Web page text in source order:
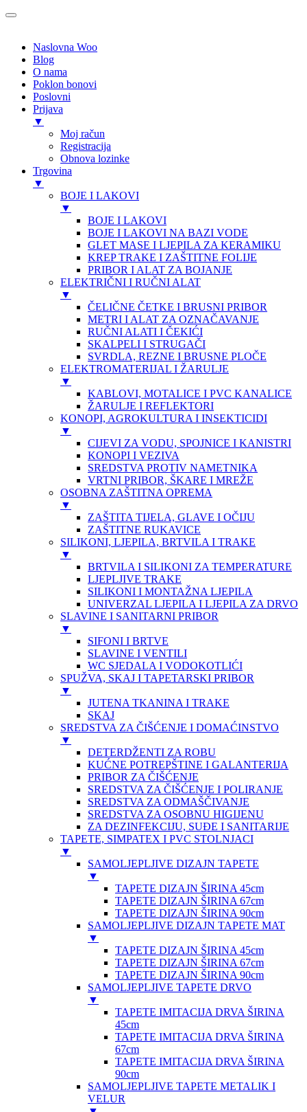
Naslovna Woo
Blog
O nama
Poklon bonovi
Poslovni
Prijava
▼
Moj račun
Registracija
Obnova lozinke
Trgovina
▼
BOJE I LAKOVI
▼
BOJE I LAKOVI
BOJE I LAKOVI NA BAZI VODE
GLET MASE I LJEPILA ZA KERAMIKU
KREP TRAKE I ZAŠTITNE FOLIJE
PRIBOR I ALAT ZA BOJANJE
ELEKTRIČNI I RUČNI ALAT
▼
ČELIČNE ČETKE I BRUSNI PRIBOR
METRI I ALAT ZA OZNAČAVANJE
RUČNI ALATI I ČEKIĆI
SKALPELI I STRUGAČI
SVRDLA, REZNE I BRUSNE PLOČE
ELEKTROMATERIJAL I ŽARULJE
▼
KABLOVI, MOTALICE I PVC KANALICE
ŽARULJE I REFLEKTORI
KONOPI, AGROKULTURA I INSEKTICIDI
▼
CIJEVI ZA VODU, SPOJNICE I KANISTRI
KONOPI I VEZIVA
SREDSTVA PROTIV NAMETNIKA
VRTNI PRIBOR, ŠKARE I MREŽE
OSOBNA ZAŠTITNA OPREMA
▼
ZAŠTITA TIJELA, GLAVE I OČIJU
ZAŠTITNE RUKAVICE
SILIKONI, LJEPILA, BRTVILA I TRAKE
▼
BRTVILA I SILIKONI ZA TEMPERATURE
LJEPLJIVE TRAKE
SILIKONI I MONTAŽNA LJEPILA
UNIVERZAL LJEPILA I LJEPILA ZA DRVO
SLAVINE I SANITARNI PRIBOR
▼
SIFONI I BRTVE
SLAVINE I VENTILI
WC SJEDALA I VODOKOTLIĆI
SPUŽVA, SKAJ I TAPETARSKI PRIBOR
▼
JUTENA TKANINA I TRAKE
SKAJ
SREDSTVA ZA ČIŠĆENJE I DOMAĆINSTVO
▼
DETERDŽENTI ZA ROBU
KUĆNE POTREPŠTINE I GALANTERIJA
PRIBOR ZA ČIŠĆENJE
SREDSTVA ZA ČIŠĆENJE I POLIRANJE
SREDSTVA ZA ODMAŠČIVANJE
SREDSTVA ZA OSOBNU HIGIJENU
ZA DEZINFEKCIJU, SUĐE I SANITARIJE
TAPETE, SIMPATEX I PVC STOLNJACI
▼
SAMOLJEPLJIVE DIZAJN TAPETE
▼
TAPETE DIZAJN ŠIRINA 45cm
TAPETE DIZAJN ŠIRINA 67cm
TAPETE DIZAJN ŠIRINA 90cm
SAMOLJEPLJIVE DIZAJN TAPETE MAT
▼
TAPETE DIZAJN ŠIRINA 45cm
TAPETE DIZAJN ŠIRINA 67cm
TAPETE DIZAJN ŠIRINA 90cm
SAMOLJEPLJIVE TAPETE DRVO
▼
TAPETE IMITACIJA DRVA ŠIRINA
45cm
TAPETE IMITACIJA DRVA ŠIRINA
67cm
TAPETE IMITACIJA DRVA ŠIRINA
90cm
SAMOLJEPLJIVE TAPETE METALIK I
VELUR